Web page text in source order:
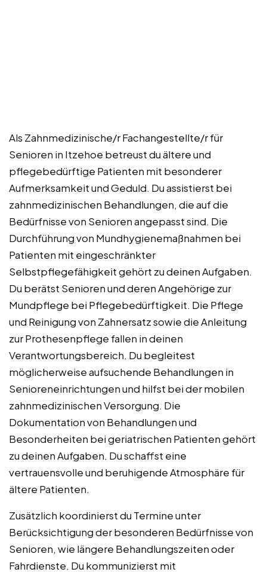
Als Zahnmedizinische/r Fachangestellte/r für
Senioren in Itzehoe betreust du ältere und
pflegebedürftige Patienten mit besonderer
Aufmerksamkeit und Geduld. Du assistierst bei
zahnmedizinischen Behandlungen, die auf die
Bedürfnisse von Senioren angepasst sind. Die
Durchführung von Mundhygienemaßnahmen bei
Patienten mit eingeschränkter
Selbstpflegefähigkeit gehört zu deinen Aufgaben.
Du berätst Senioren und deren Angehörige zur
Mundpflege bei Pflegebedürftigkeit. Die Pflege
und Reinigung von Zahnersatz sowie die Anleitung
zur Prothesenpflege fallen in deinen
Verantwortungsbereich. Du begleitest
möglicherweise aufsuchende Behandlungen in
Senioreneinrichtungen und hilfst bei der mobilen
zahnmedizinischen Versorgung. Die
Dokumentation von Behandlungen und
Besonderheiten bei geriatrischen Patienten gehört
zu deinen Aufgaben. Du schaffst eine
vertrauensvolle und beruhigende Atmosphäre für
ältere Patienten.
Zusätzlich koordinierst du Termine unter
Berücksichtigung der besonderen Bedürfnisse von
Senioren, wie längere Behandlungszeiten oder
Fahrdienste. Du kommunizierst mit